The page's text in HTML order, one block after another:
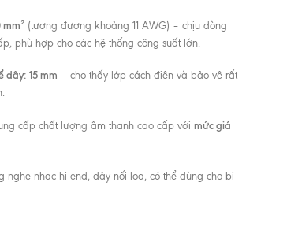
mm² (tương đương khoảng 11 AWG) – chịu dòng
phù hợp cho các hệ thống công suất lớn.
dây: 15 mm – cho thấy lớp cách điện và bảo vệ rất
cấp chất lượng âm thanh cao cấp vớimức giá
nghe nhạc hi-end, dây nối loa, có thể dùng cho bi-